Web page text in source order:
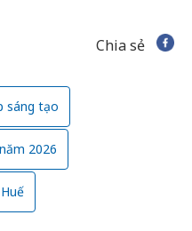
Chia sẻ
sáng tạo
2026